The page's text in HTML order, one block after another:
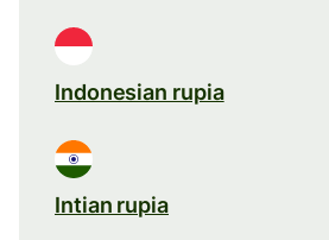
Indonesian rupia
Intian rupia